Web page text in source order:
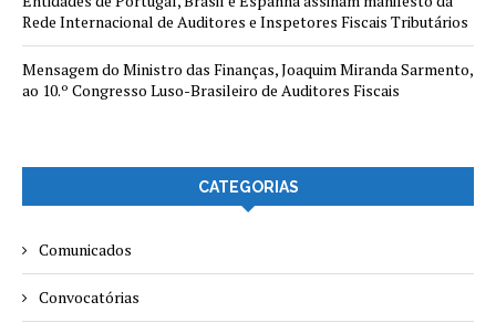
Rede Internacional de Auditores e Inspetores Fiscais Tributários
Mensagem do Ministro das Finanças, Joaquim Miranda Sarmento,
ao 10.º Congresso Luso-Brasileiro de Auditores Fiscais
CATEGORIAS
Comunicados
Convocatórias